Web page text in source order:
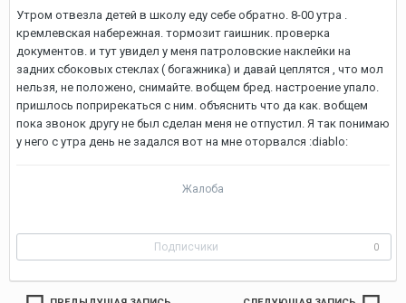
Утром отвезла детей в школу еду себе обратно. 8-00 утра .
кремлевская набережная. тормозит гаишник. проверка
документов. и тут увидел у меня патроловские наклейки на
задних сбоковых стеклах ( богажника) и давай цеплятся , что мол
нельзя, не положено, снимайте. вобщем бред. настроение упало.
пришлось поприрекаться с ним. объяснить что да как. вобщем
пока звонок другу не был сделан меня не отпустил. Я так понимаю
у него с утра день не задался вот на мне оторвался :diablo:
Жалоба
Подписчики 0